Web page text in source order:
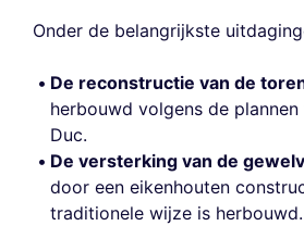
Onder de belangrijkste
De reconstructie van de
herbouwd volgens de
Duc.
De versterking van de
door een eikenhouten
traditionele wijze is herbouwd.